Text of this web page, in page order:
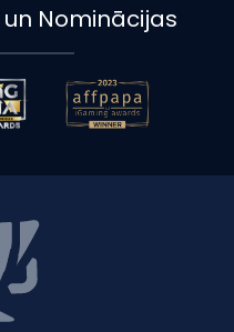
Nominācijas